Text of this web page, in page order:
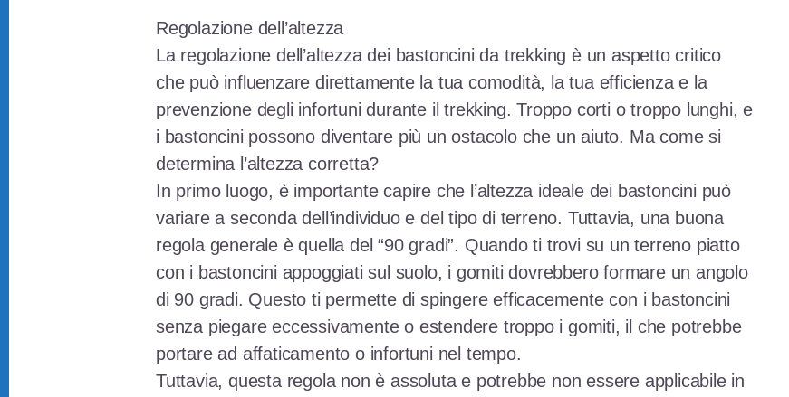
Regolazione dell’altezza
La regolazione dell’altezza dei bastoncini da trekking è un aspetto critico
che può influenzare direttamente la tua comodità, la tua efficienza e la
prevenzione degli infortuni durante il trekking. Troppo corti o troppo lunghi, e
i bastoncini possono diventare più un ostacolo che un aiuto. Ma come si
determina l’altezza corretta?
In primo luogo, è importante capire che l’altezza ideale dei bastoncini può
variare a seconda dell’individuo e del tipo di terreno. Tuttavia, una buona
regola generale è quella del “90 gradi”. Quando ti trovi su un terreno piatto
con i bastoncini appoggiati sul suolo, i gomiti dovrebbero formare un angolo
di 90 gradi. Questo ti permette di spingere efficacemente con i bastoncini
senza piegare eccessivamente o estendere troppo i gomiti, il che potrebbe
portare ad affaticamento o infortuni nel tempo.
Tuttavia, questa regola non è assoluta e potrebbe non essere applicabile in